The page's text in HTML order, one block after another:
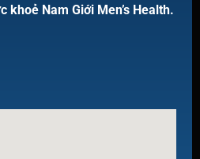
khoẻ Nam Giới Men’s Health.